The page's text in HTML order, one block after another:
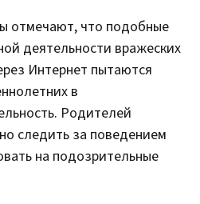
отмечают, что подобные
деятельности вражеских
Интернет пытаются
в
Родителей
следить за поведением
на подозрительные